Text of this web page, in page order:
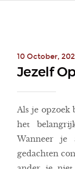
10 October,
Jezelf
Als je opzoek
het
Wanneer
gedachten